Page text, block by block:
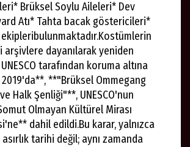
Brüksel Soylu Aileleri* Dev
Atı* Tahta bacak göstericileri*
arşivlere dayanılarak yeniden
tarafından koruma altına
2019'da**, **"Brüksel Ommegang
Halk Şenliği"**, UNESCO'nun
Olmayan Kültürel Mirası
dahil edildi.Bu karar, yalnızca
tarihi değil; aynı zamanda